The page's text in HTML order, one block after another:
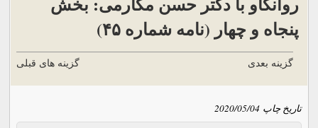
پنجاه و چهار (نامه شماره ۴۵)
گزینه های قبلی گزینه بعدی
تاریخ چاپ 2020/05/04